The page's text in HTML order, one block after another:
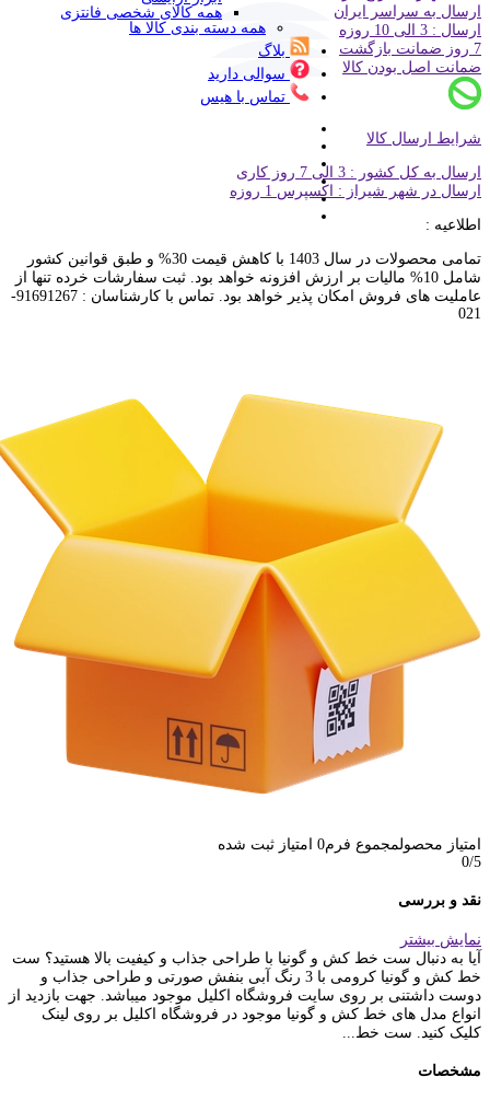
همه کالای شخصی فانتزی
همه دسته بندی کالا ها
بلاگ
سوالی دارید
تماس با هیس
ارسال به سراسر ایران
ارسال : 3 الی 10 روزه
7 روز ضمانت بازگشت
ضمانت اصل بودن کالا
شرایط ارسال کالا
ارسال به کل کشور : 3 الی 7 روز کاری
ارسال در شهر شیراز : اکسپرس 1 روزه
اطلاعیه :
تمامی محصولات در سال 1403 با کاهش قیمت 30% و طبق قوانین کشور
شامل 10% مالیات بر ارزش افزونه خواهد بود. ثبت سفارشات خرده تنها از
عاملیت های فروش امکان پذیر خواهد بود. تماس با کارشناسان : 91691267-
021
امتیاز محصولمجموع فرم0 امتیاز ثبت شده
0/5
نقد و بررسی
نمایش بیشتر
آیا به دنبال ست خط کش و گونیا با طراحی جذاب و کیفیت بالا هستید؟ ست
خط کش و گونیا کرومی با 3 رنگ آبی بنفش صورتی و طراحی جذاب و
دوست داشتنی بر روی سایت فروشگاه اکلیل موجود میباشد. جهت بازدید از
انواع مدل های خط کش و گونیا موجود در فروشگاه اکلیل بر روی لینک
کلیک کنید. ست خط...
مشخصات